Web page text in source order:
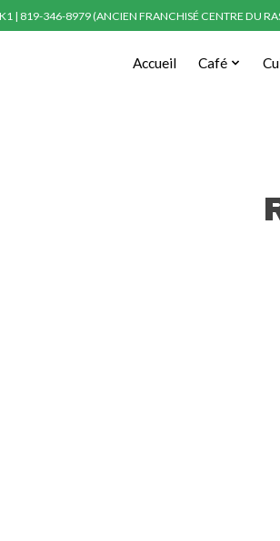
| 819-346-8979 (ANCIEN FRANCHISÉ CENTRE DU
Accueil Café